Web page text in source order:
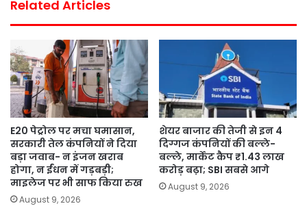
Related Articles
E20 पेट्रोल पर मचा घमासान,
सरकारी तेल कंपनियों ने दिया
बड़ा जवाब- न इंजन खराब
होगा, न ईंधन में गड़बड़ी;
माइलेज पर भी साफ किया रुख
August 9, 2026
शेयर बाजार की तेजी से इन 4
दिग्गज कंपनियों की बल्ले-
बल्ले, मार्केट कैप ₹1.43 लाख
करोड़ बढ़ा; SBI सबसे आगे
August 9, 2026